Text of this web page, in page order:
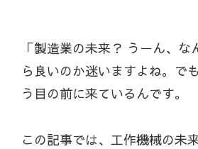
「製造業の未来？ うーん、
ら良いのか迷いますよね。で
う目の前に来ているんです。
この記事では、工作機械の未